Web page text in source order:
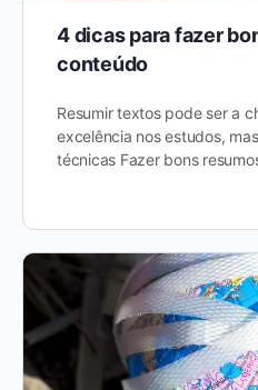
4 dicas para fazer
conteúdo
Resumir textos pode ser a
excelência nos estudos,
técnicas Fazer bons